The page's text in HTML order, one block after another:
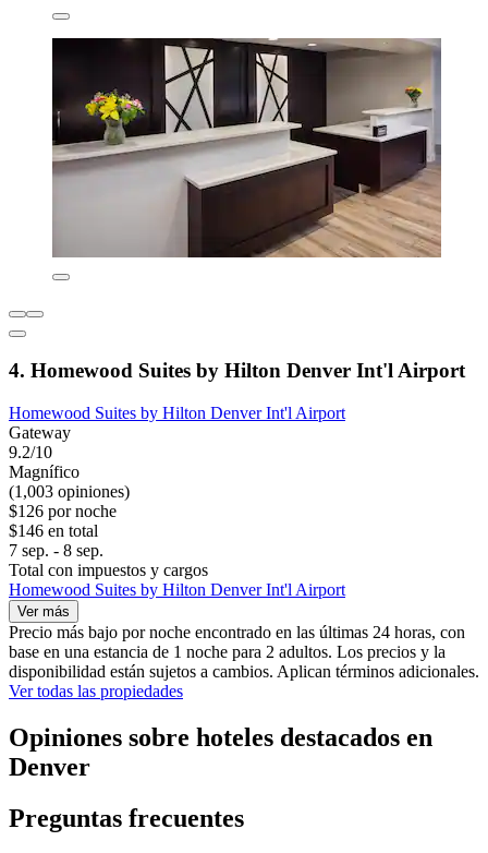
4. Homewood Suites by Hilton Denver Int'l Airport
Homewood Suites by Hilton Denver Int'l Airport
Gateway
9.2/10
Magnífico
(1,003 opiniones)
$126 por noche
$146 en total
7 sep. - 8 sep.
Total con impuestos y cargos
Homewood Suites by Hilton Denver Int'l Airport
Ver más
Precio más bajo por noche encontrado en las últimas 24 horas, con
base en una estancia de 1 noche para 2 adultos. Los precios y la
disponibilidad están sujetos a cambios. Aplican términos adicionales.
Ver todas las propiedades
Opiniones sobre hoteles destacados en
Denver
Preguntas frecuentes